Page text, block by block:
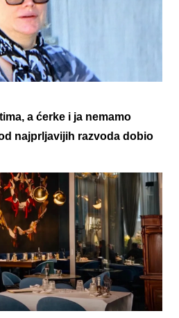
a ćerke i ja nemamo
najprljavijih razvoda dobio